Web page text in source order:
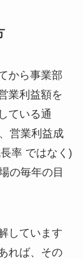
から事業部
業利益額を
ている通
営業利益成
率 ではなく)
の毎年の目
しています
れば、その